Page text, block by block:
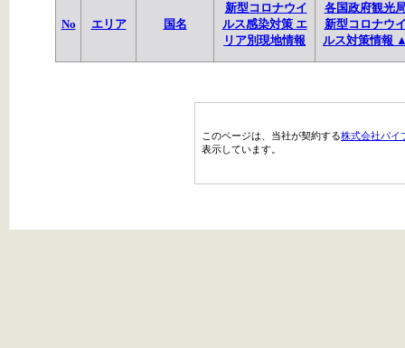
No エリア 国名
新型コロナウイ
ルス感染対策 エ
リア別現地情報
各国政府観光
新型コロナウ
ルス対策情報
このページは、当社が契約する株式会社パイ
表示しています。